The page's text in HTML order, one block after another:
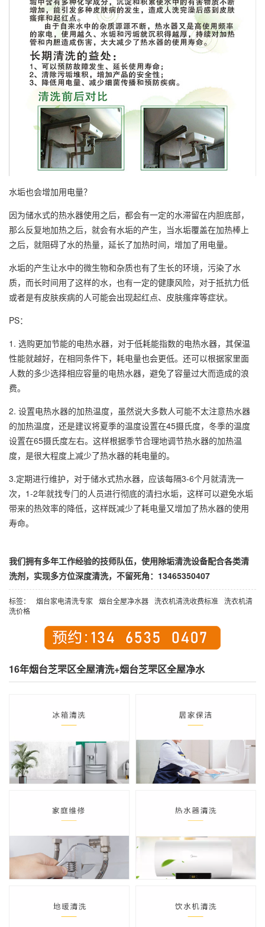
水垢也会增加用电量？
因为储水式的热水器使用之后，都会有一定的水滞留在内胆底部，
那么反复地加热之后，就会有水垢的产生，当水垢覆盖在加热棒上
之后，就阻碍了水的热量，延长了加热时间，增加了用电量。
水垢的产生让水中的微生物和杂质也有了生长的环境，污染了水
质，而长时间用了这样的水，也有一定的健康风险，对于抵抗力低
或者是有皮肤疾病的人可能会出现起红点、皮肤瘙痒等症状。
PS：
1. 选购更加节能的电热水器，对于低耗能指数的电热水器，其保温
性能就越好，在相同条件下，耗电量也会更低。还可以根据家里面
人数的多少选择相应容量的电热水器，避免了容量过大而造成的浪
费。
2. 设置电热水器的加热温度，虽然说大多数人可能不太注意热水器
的加热温度，还是建议将夏季的温度设置在45摄氏度，冬季的温度
设置在65摄氏度左右。这样根据季节合理地调节热水器的加热温
度，是很大程度上减少了热水器的耗电量的。
3.定期进行维护，对于储水式热水器，应该每隔3-6个月就清洗一
次，1-2年就找专门的人员进行彻底的清扫水垢，这样可以避免水垢
带来的热效率的降低，这样既减少了耗电量又增加了热水器的使用
寿命。
我们拥有多年工作经验的技师队伍，使用除垢清洗设备配合各类清
洗剂，实现多方位深度清洗，不留死角：13465350407
标签： 烟台家电清洗专家 烟台全屋净水器 洗衣机清洗收费标准 洗衣机清
洗价格
16年烟台芝罘区全屋清洗+烟台芝罘区全屋净水